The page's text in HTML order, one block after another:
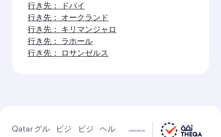
行き先： ドバイ
行き先： オークランド
行き先： キリマンジャロ
行き先： ラホール
行き先： ロサンゼルス
Qatarグル
ビジ
ビジ
ヘル